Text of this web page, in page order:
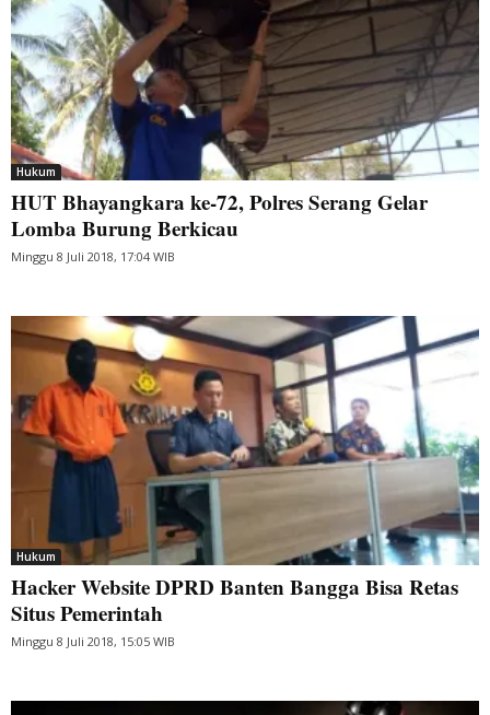
Hukum
HUT Bhayangkara ke-72, Polres Serang Gelar
Lomba Burung Berkicau
Minggu 8 Juli 2018, 17:04 WIB
Hukum
Hacker Website DPRD Banten Bangga Bisa Retas
Situs Pemerintah
Minggu 8 Juli 2018, 15:05 WIB